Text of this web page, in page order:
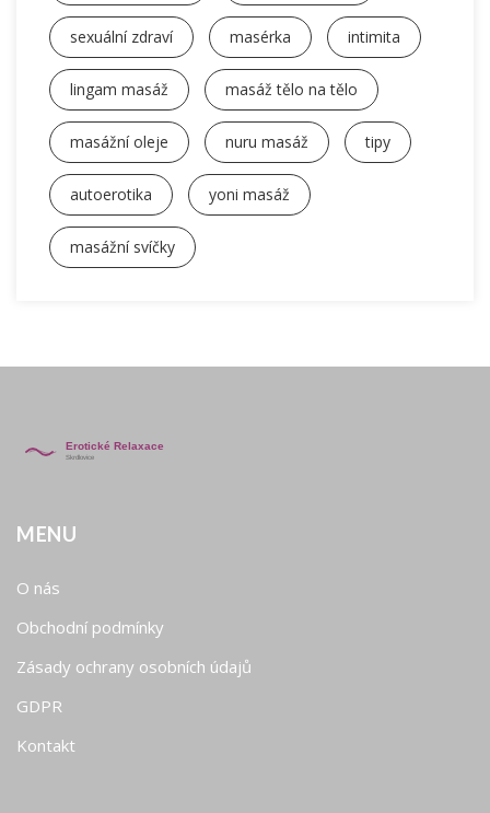
sexuální zdraví masérka intimita
lingam masáž masáž tělo na tělo
masážní oleje nuru masáž tipy
autoerotika yoni masáž
masážní svíčky
MENU
O nás
Obchodní podmínky
Zásady ochrany osobních údajů
GDPR
Kontakt